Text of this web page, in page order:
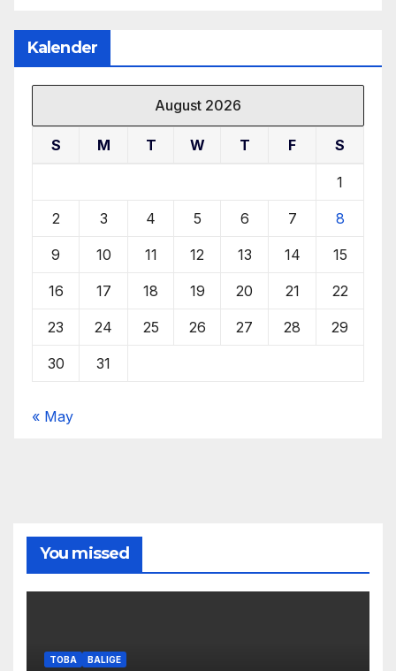
Kalender
August 2026
S M T W T F S
1
2 3 4 5 6 7 8
9 10 11 12 13 14 15
16 17 18 19 20 21 22
23 24 25 26 27 28 29
30 31
« May
You missed
TOBA BALIGE